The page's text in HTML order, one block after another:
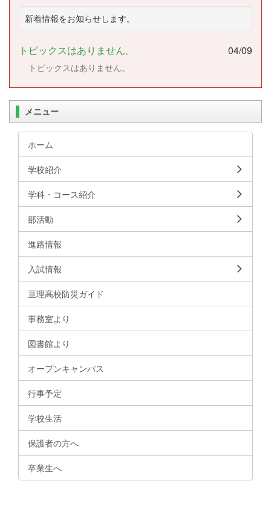
新着情報をお知らせします。
トピックスはありません。 04/09
トピックスはありません。
メニュー
ホーム
学校紹介
学科・コース紹介
部活動
進路情報
入試情報
亘理高校防災ガイド
事務室より
図書館より
オープンキャンパス
行事予定
学校生活
保護者の方へ
卒業生へ